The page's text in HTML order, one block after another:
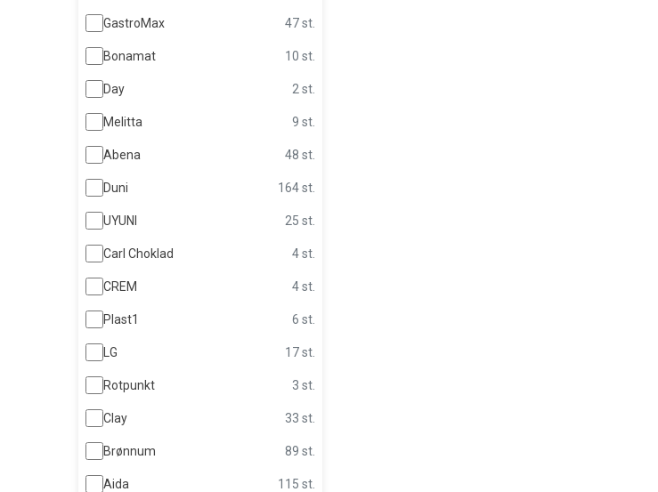
GastroMax 47 st.
Bonamat 10 st.
Day 2 st.
Melitta 9 st.
Abena 48 st.
Duni 164 st.
UYUNI 25 st.
Carl Choklad 4 st.
CREM 4 st.
Plast1 6 st.
LG 17 st.
Rotpunkt 3 st.
Clay 33 st.
Brønnum 89 st.
Aida 115 st.